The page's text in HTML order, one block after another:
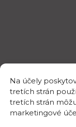
Na účely
tretích strán
tretích strán
marketingové